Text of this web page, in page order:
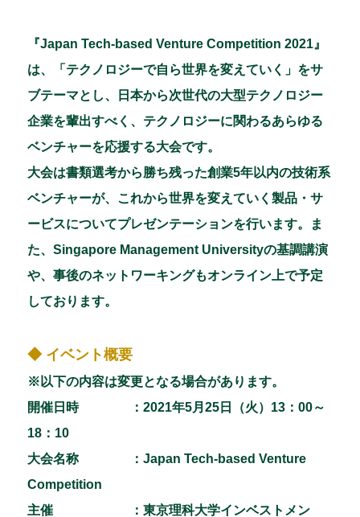
『Japan Tech-based Venture Competition 2021』
は、「テクノロジーで自ら世界を変えていく」をサ
ブテーマとし、日本から次世代の大型テクノロジー
企業を輩出すべく、テクノロジーに関わるあらゆる
ベンチャーを応援する大会です。
大会は書類選考から勝ち残った創業5年以内の技術系
ベンチャーが、これから世界を変えていく製品・サ
ービスについてプレゼンテーションを行います。ま
た、Singapore Management Universityの基調講演
や、事後のネットワーキングもオンライン上で予定
しております。
◆ イベント概要
※以下の内容は変更となる場合があります。
開催日時 ：2021年5月25日（火）13：00～
18：10
大会名称 ：Japan Tech-based Venture
Competition
主催 ：東京理科大学インベストメン